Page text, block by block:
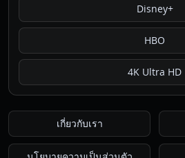
Disney+
HBO
4K Ultra HD
เกี่ยวกับเรา